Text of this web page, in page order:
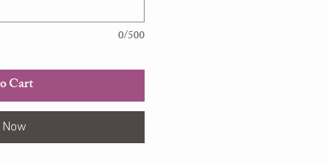
0/500
Cart